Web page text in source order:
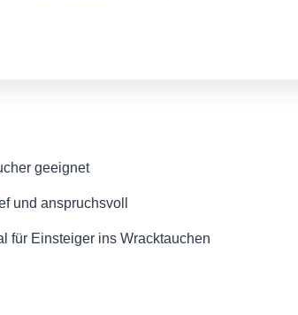
geeignet
und anspruchsvoll
für Einsteiger ins Wracktauchen